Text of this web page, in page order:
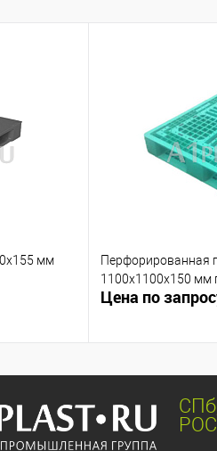
мм
Перфорированная
1100х1100х150 мм
Цена по